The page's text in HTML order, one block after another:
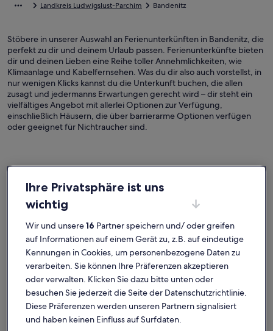
Landkreis Ludwigslust-Parchim Bandenitz
Stöbere in unserer Auswahl an Ferienunterkünften in Bandenitz, die
perfekt zu dir und deinem Urlaub passen. Ferienunterkünfte bieten
dir und deinen Lieben eine Reihe toller Annehmlichkeiten, wie
Klimaanlage und Kabelfernsehen. Was du dir also auch vorstellst, in
nur wenigen Klicks kannst du die Unterkunft buchen, die allen
zusagt und jedermanns Erwartungen gerecht wird – dir steht ein
vielfältiges Angebot mit allerlei Optionen zur Verfügung,
einschließlich Häusern, die über barrierarme Optionen verfügen
oder geeignet für Nichtraucher sind.
Geschmack
Ihre Privatsphäre ist uns
wichtig
Wir und unsere16 Partner speichern und/ oder greifen
auf Informationen auf einem Gerät zu, z.B. auf eindeutige
Kennungen in Cookies, um personenbezogene Daten zu
verarbeiten. Sie können Ihre Präferenzen akzeptieren
oder verwalten. Klicken Sie dazu bitte unten oder
besuchen Sie jederzeit die Seite der Datenschutzrichtlinie.
Diese Präferenzen werden unseren Partnern signalisiert
und haben keinen Einfluss auf Surfdaten.